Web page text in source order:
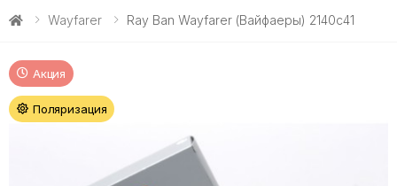
Wayfarer Ray Ban Wayfarer (Вайфаеры) 2140c41
Акция
Поляризация